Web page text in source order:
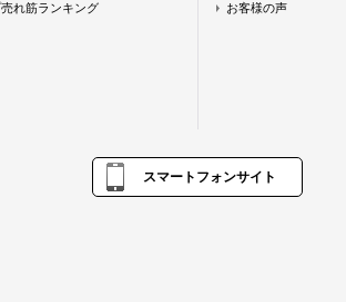
れ筋ランキング お客様の声
スマートフォンサイト